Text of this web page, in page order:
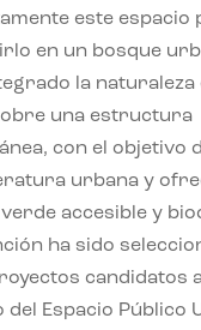
este espacio
en un bosque
la naturaleza
una estructura
con el objetivo
urbana y
accesible y
ha sido
candidatos
del Espacio Público